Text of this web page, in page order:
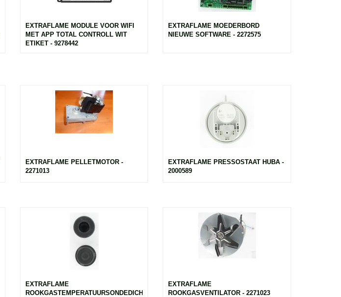
EXTRAFLAME MODULE VOOR WIFI
MET APP TOTAL CONTROLL WIT
ETIKET - 9278442
EXTRAFLAME MOEDERBORD
NIEUWE SOFTWARE - 2272575
EXTRAFLAME PELLETMOTOR -
2271013
EXTRAFLAME PRESSOSTAAT HUBA -
2000589
EXTRAFLAME
ROOKGASTEMPERATUURSONDEDICHTING
EXTRAFLAME
ROOKGASVENTILATOR - 2271023